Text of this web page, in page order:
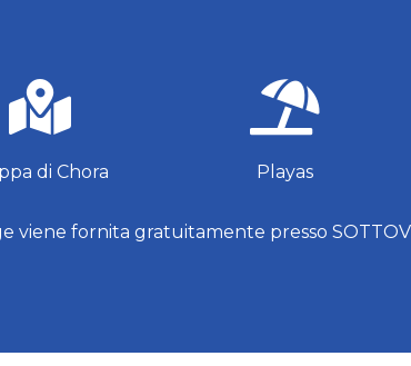
di Chora Playas
viene fornita gratuitamente presso